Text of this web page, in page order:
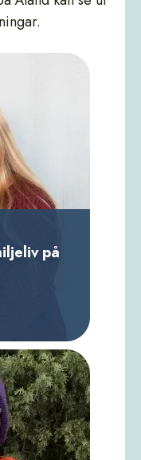
på